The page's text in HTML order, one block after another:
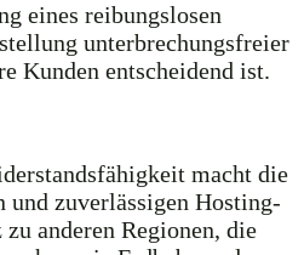
eines reibungslosen
unterbrechungsfreier
Kunden entscheidend ist.
macht die
und zuverlässigen Hosting-
anderen Regionen, die